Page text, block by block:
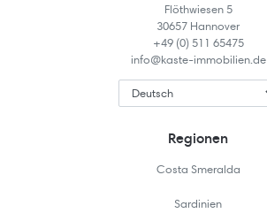
Flöthwiesen 5
30657 Hannover
+49 (0) 511 65475
info@kaste-immobilien.de
Regionen
Costa Smeralda
Sardinien